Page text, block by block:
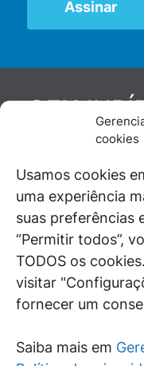
cookies
Usamos cookies
uma experiência
suas preferências
“Permitir todos”,
TODOS os
visitar
fornecer um
Saiba mais em
GEN
De maneira
juristas e
diante de
universo jurídico.